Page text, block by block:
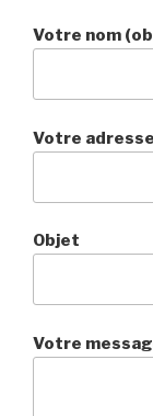
Votre nom
Votre
Objet
Votre